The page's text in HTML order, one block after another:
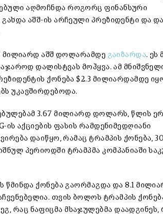
აღმოჩნდა როგორც ფინანსური
აშშ-ის არჩეული პრეზიდენტი და
მილიარდ აშშ დოლარამდე გაიზარდა. ეს
დალისტვას მოჰყვა. ამ
ქონება $2.3 მილიარდამდე
უკავშირდებოდა.
3.67 მილიარდ დოლარს, წლის
ის აქციების ფასის რამდენიმედღიანი
დაიწყო, რამაც ტრამპის ქონება,
პერიოდში ტრამპმა კომპანიაში
წმინდა ქონება გაორმაგდა და 8.1
თვის ბოლოს ტრამპის
რაც ნაფიცმა მსაჯულებმა დაადგინეს,